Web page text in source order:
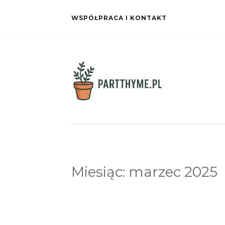
WSPÓŁPRACA I KONTAKT
Miesiąc: marzec 2025